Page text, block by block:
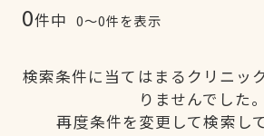
0件中 0〜0件を表示
検索条件に当てはまるクリニッ
りませんでした。
再度条件を変更して検索し